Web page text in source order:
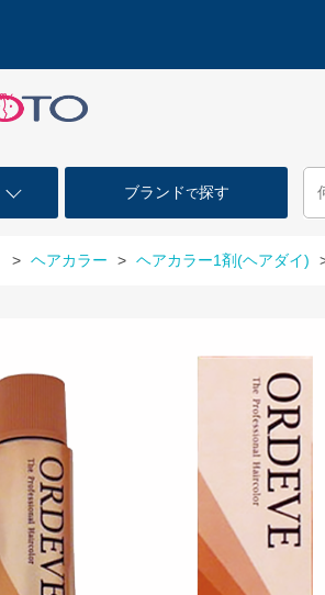
ブランドで探す
> ヘアカラー > ヘアカラー1剤(ヘアダイ)